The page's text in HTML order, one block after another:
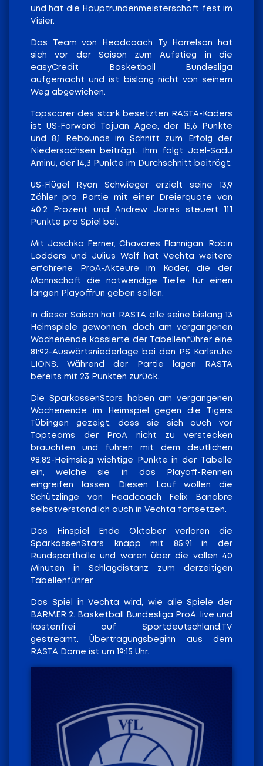
und hat die Hauptrundenmeisterschaft fest im
Visier.
Das Team von Headcoach Ty Harrelson hat
sich vor der Saison zum Aufstieg in die
easyCredit Basketball Bundesliga
aufgemacht und ist bislang nicht von seinem
Weg abgewichen.
Topscorer des stark besetzten RASTA-Kaders
ist US-Forward Tajuan Agee, der 15,6 Punkte
und 8,1 Rebounds im Schnitt zum Erfolg der
Niedersachsen beiträgt. Ihm folgt Joel-Sadu
Aminu, der 14,3 Punkte im Durchschnitt beiträgt.
US-Flügel Ryan Schwieger erzielt seine 13,9
Zähler pro Partie mit einer Dreierquote von
40,2 Prozent und Andrew Jones steuert 11,1
Punkte pro Spiel bei.
Mit Joschka Ferner, Chavares Flannigan, Robin
Lodders und Julius Wolf hat Vechta weitere
erfahrene ProA-Akteure im Kader, die der
Mannschaft die notwendige Tiefe für einen
langen Playoffrun geben sollen.
In dieser Saison hat RASTA alle seine bislang 13
Heimspiele gewonnen, doch am vergangenen
Wochenende kassierte der Tabellenführer eine
81:92-Auswärtsniederlage bei den PS Karlsruhe
LIONS. Während der Partie lagen RASTA
bereits mit 23 Punkten zurück.
Die SparkassenStars haben am vergangenen
Wochenende im Heimspiel gegen die Tigers
Tübingen gezeigt, dass sie sich auch vor
Topteams der ProA nicht zu verstecken
brauchten und fuhren mit dem deutlichen
98:82-Heimsieg wichtige Punkte in der Tabelle
ein, welche sie in das Playoff-Rennen
eingreifen lassen. Diesen Lauf wollen die
Schützlinge von Headcoach Felix Banobre
selbstverständlich auch in Vechta fortsetzen.
Das Hinspiel Ende Oktober verloren die
SparkassenStars knapp mit 85:91 in der
Rundsporthalle und waren über die vollen 40
Minuten in Schlagdistanz zum derzeitigen
Tabellenführer.
Das Spiel in Vechta wird, wie alle Spiele der
BARMER 2. Basketball Bundesliga ProA, live und
kostenfrei auf Sportdeutschland.TV
gestreamt. Übertragungsbeginn aus dem
RASTA Dome ist um 19:15 Uhr.